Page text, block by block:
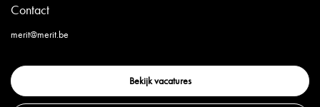
Contact
merit@merit.be
Bekijk vacatures